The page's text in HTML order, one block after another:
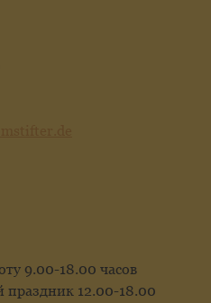
9.00-18.00 часов
праздник 12.00-18.00